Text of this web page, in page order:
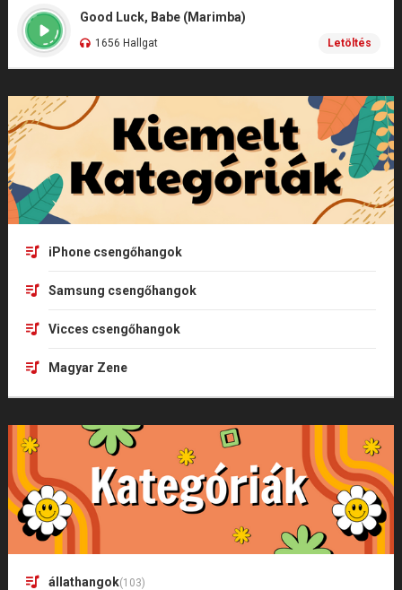
Good Luck, Babe (Marimba)
1656 Hallgat Letöltés
iPhone csengőhangok
Samsung csengőhangok
Vicces csengőhangok
Magyar Zene
állathangok(103)